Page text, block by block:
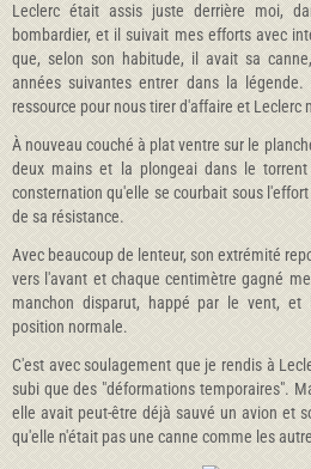
Leclerc était assis juste derrière moi,
bombardier, et il suivait mes efforts avec
que, selon son habitude, il avait sa
années suivantes entrer dans la
ressource pour nous tirer d'affaire et Leclerc
À nouveau couché à plat ventre sur le
deux mains et la plongeai dans le
consternation qu'elle se courbait sous
de sa résistance.
Avec beaucoup de lenteur, son extrémité
vers l'avant et chaque centimètre gagné
manchon disparut, happé par le vent,
position normale.
C'est avec soulagement que je rendis à
subi que des "déformations temporaires".
elle avait peut-être déjà sauvé un avion et
qu'elle n'était pas une canne comme les